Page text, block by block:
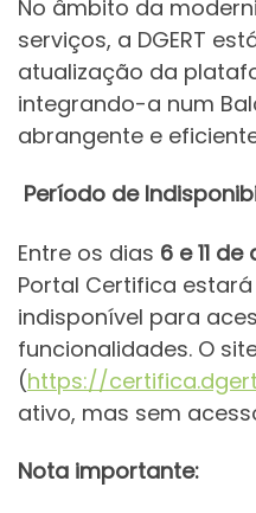
No âmbito da
serviços, a DGERT
atualização da
integrando-a num
abrangente e
Período de
Entre os dias 6 e 11
Portal Certifica
indisponível para
funcionalidades. O
(https://
ativo, mas sem
Nota importante: